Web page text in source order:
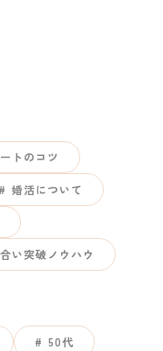
トのコツ
婚活について
い突破ノウハウ
50代